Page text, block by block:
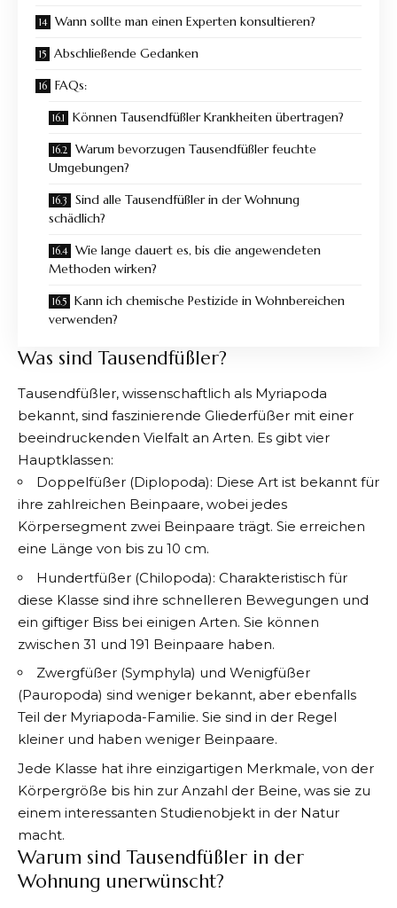
Wann sollte man einen Experten konsultieren?
Abschließende Gedanken
FAQs:
Können Tausendfüßler Krankheiten übertragen?
Warum bevorzugen Tausendfüßler feuchte
Umgebungen?
Sind alle Tausendfüßler in der Wohnung
schädlich?
Wie lange dauert es, bis die angewendeten
Methoden wirken?
Kann ich chemische Pestizide in Wohnbereichen
verwenden?
Was sind Tausendfüßler?
Tausendfüßler, wissenschaftlich als Myriapoda
bekannt, sind faszinierende Gliederfüßer mit einer
beeindruckenden Vielfalt an Arten. Es gibt vier
Hauptklassen:
Doppelfüßer (Diplopoda): Diese Art ist bekannt für
ihre zahlreichen Beinpaare, wobei jedes
Körpersegment zwei Beinpaare trägt. Sie erreichen
eine Länge von bis zu 10 cm.
Hundertfüßer (Chilopoda): Charakteristisch für
diese Klasse sind ihre schnelleren Bewegungen und
ein giftiger Biss bei einigen Arten. Sie können
zwischen 31 und 191 Beinpaare haben.
Zwergfüßer (Symphyla) und Wenigfüßer
(Pauropoda) sind weniger bekannt, aber ebenfalls
Teil der Myriapoda-Familie. Sie sind in der Regel
kleiner und haben weniger Beinpaare.
Jede Klasse hat ihre einzigartigen Merkmale, von der
Körpergröße bis hin zur Anzahl der Beine, was sie zu
einem interessanten Studienobjekt in der Natur
macht.
Warum sind Tausendfüßler in der
Wohnung unerwünscht?